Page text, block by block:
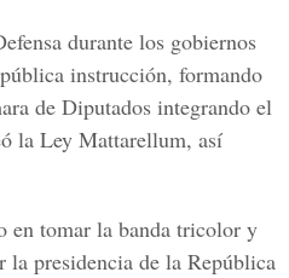
durante los gobiernos
instrucción, formando
de Diputados integrando el
la Ley Mattarellum, así
en tomar la banda tricolor y
presidencia de la República